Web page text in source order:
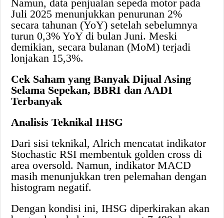
Namun, data penjualan sepeda motor pada
Juli 2025 menunjukkan penurunan 2%
secara tahunan (YoY) setelah sebelumnya
turun 0,3% YoY di bulan Juni. Meski
demikian, secara bulanan (MoM) terjadi
lonjakan 15,3%.
Cek Saham yang Banyak Dijual Asing
Selama Sepekan, BBRI dan AADI
Terbanyak
Analisis Teknikal IHSG
Dari sisi teknikal, Alrich mencatat indikator
Stochastic RSI membentuk golden cross di
area oversold. Namun, indikator MACD
masih menunjukkan tren pelemahan dengan
histogram negatif.
Dengan kondisi ini, IHSG diperkirakan akan